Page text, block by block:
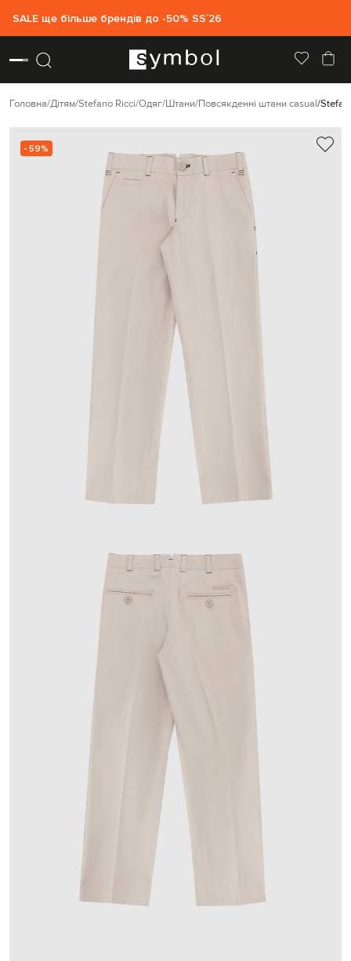
SALE ще більше брендів до -50% SS`26
Головна Дітям Stefano Ricci Одяг Штани Повсякденні штани casual
- 59%